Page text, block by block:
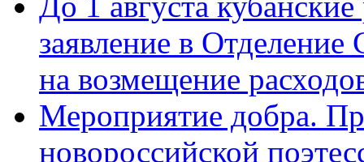
заявление в
на возмещение
Мероприятие добра.
новороссийской